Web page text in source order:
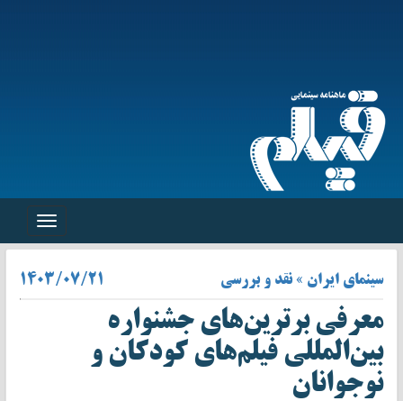
Toggle
سینمای ایران » نقد و بررسی ۱۴۰۳/۰۷/۲۱
معرفی برترین‌های جشنواره
بین‌المللی فیلم‌های کودکان و
نوجوانان